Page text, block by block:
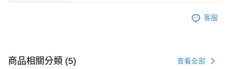
客服
商品相關分類 (5) 查看全部